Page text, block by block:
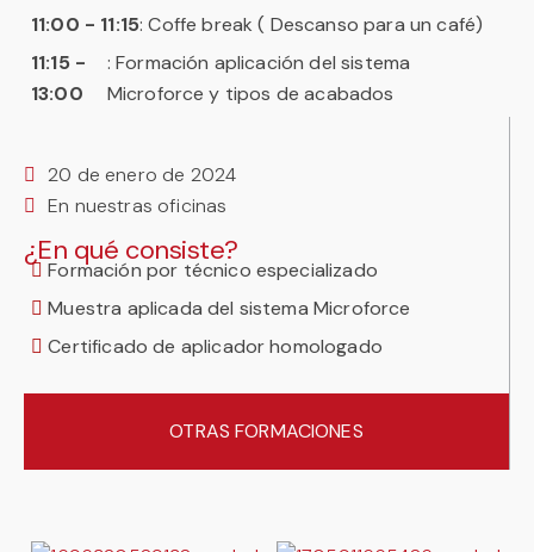
20 de enero de 2024
En nuestras oficinas
¿En qué consiste?
Formación por técnico especializado
Muestra aplicada del sistema Microforce
Certificado de aplicador homologado
OTRAS FORMACIONES
11:00 - 11:15: Coffe break ( Descanso para un café)
11:15 -
13:00
: Formación aplicación del sistema
Microforce y tipos de acabados